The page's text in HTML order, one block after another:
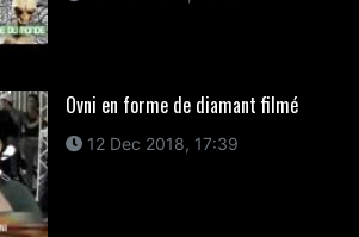
Ovni en forme de diamant filmé
12 Dec 2018, 17:39